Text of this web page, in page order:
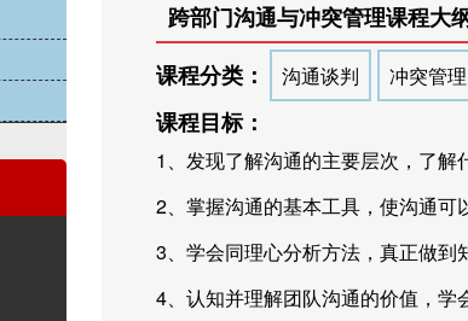
跨部门沟通与冲突管理课程大
课程分类：
沟通谈判 冲突管理
课程目标：
1、发现了解沟通的主要层次，了解
2、掌握沟通的基本工具，使沟通可
3、学会同理心分析方法，真正做到
4、认知并理解团队沟通的价值，学